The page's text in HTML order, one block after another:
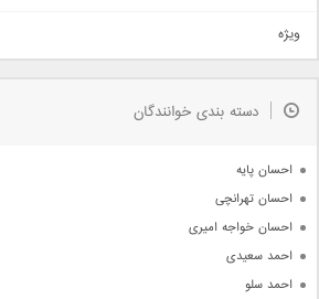
دمو
مذهبی
جدیدترین ها
ویژه
دسته بندی خوانندگان
احسان پایه
احسان تهرانچی
احسان خواجه امیری
احمد سعیدی
احمد سلو